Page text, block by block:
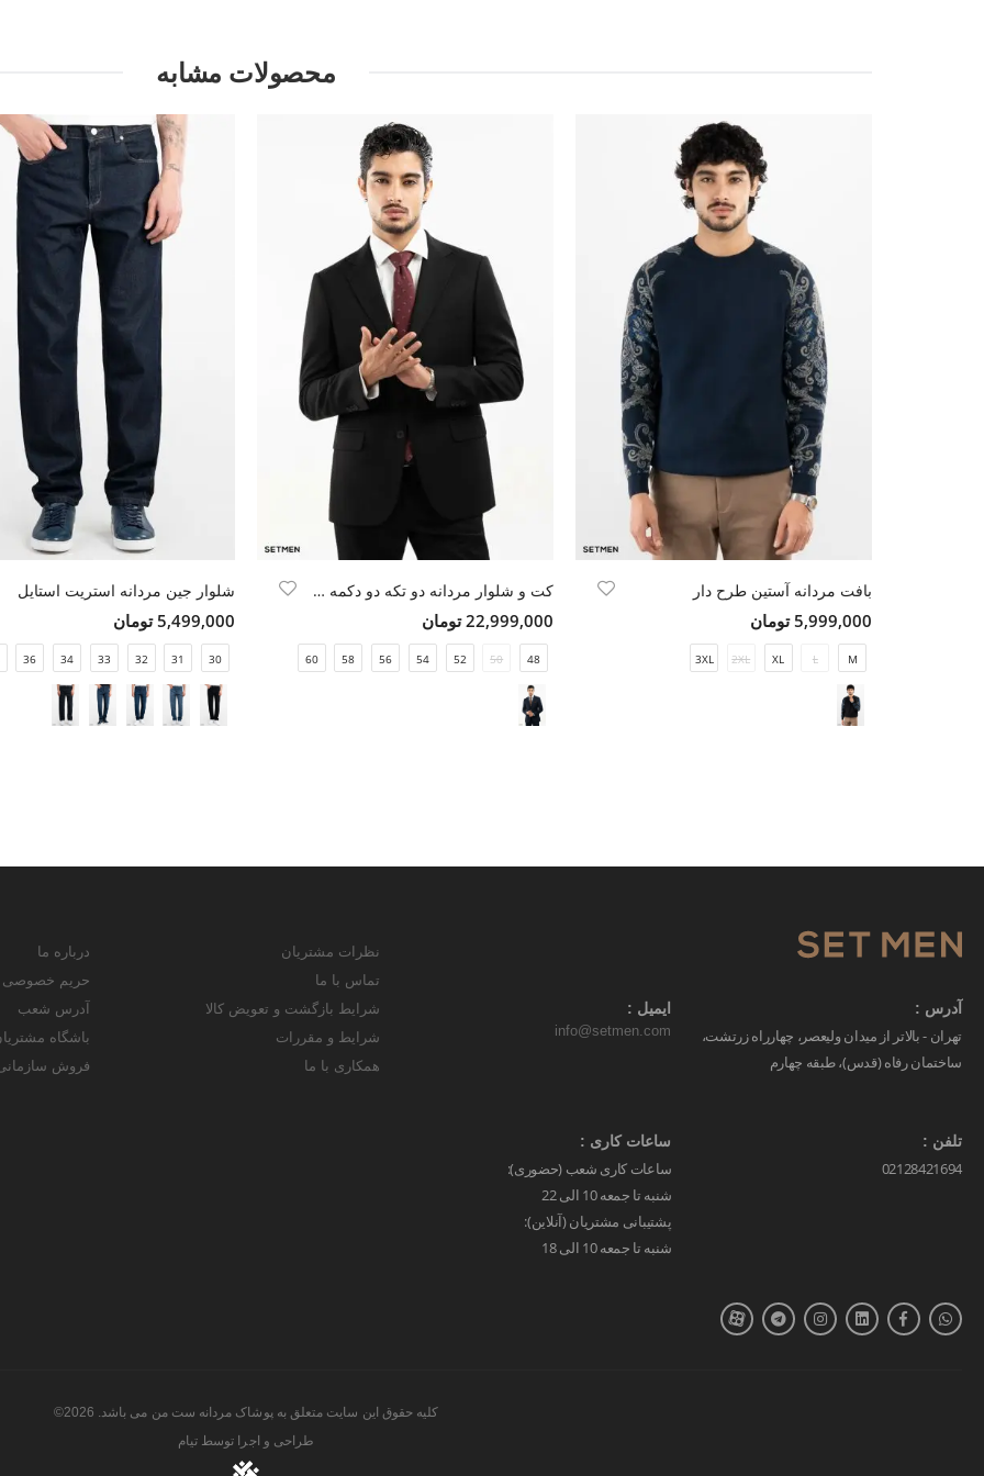
محصولات مشابه
بافت مردانه آستین طرح دار
5,999,000 تومان
M
L
XL
2XL
3XL
کت و شلوار مردانه دو تکه دو دکمه کلاسیک
22,999,000 تومان
48
50
52
54
56
58
60
شلوار جین مردانه استریت استایل
5,499,000 تومان
30
31
32
33
34
36
آدرس :
تهران - بالاتر از میدان ولیعصر، چهارراه زرتشت،
ساختمان رفاه (قدس)، طبقه چهارم
ایمیل :
info@setmen.com
تلفن :
02128421694
ساعات کاری :
ساعات کاری شعب (حضوری):
شنبه تا جمعه 10 الی 22
پشتیبانی مشتریان (آنلاین):
شنبه تا جمعه 10 الی 18
نظرات مشتریان
تماس با ما
شرایط بازگشت و تعویض کالا
شرایط و مقررات
همکاری با ما
درباره ما
حریم خصوصی
آدرس شعب
باشگاه
فروش
کلیه حقوق این سایت متعلق به پوشاک مردانه ست من می باشد. 2026©
طراحی و اجرا توسط تیام